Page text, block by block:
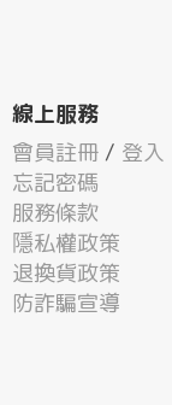
線上服務
會員註冊 / 登入
忘記密碼
服務條款
隱私權政策
退換貨政策
防詐騙宣導